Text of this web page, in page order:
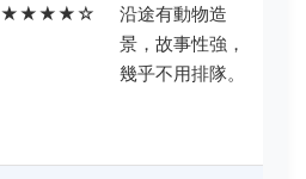
★★★★☆
沿途有動物造
景，故事性強，
幾乎不用排隊。